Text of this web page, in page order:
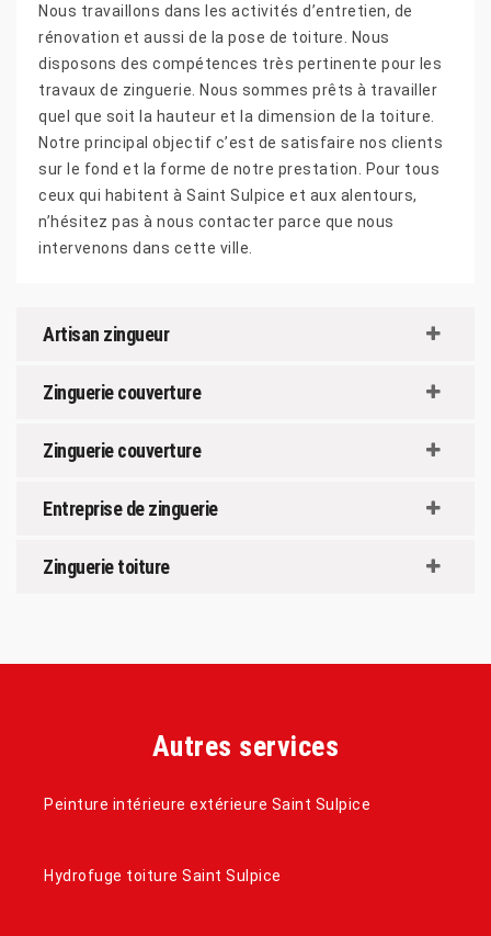
Nous travaillons dans les activités d’entretien, de
rénovation et aussi de la pose de toiture. Nous
disposons des compétences très pertinente pour les
travaux de zinguerie. Nous sommes prêts à travailler
quel que soit la hauteur et la dimension de la toiture.
Notre principal objectif c’est de satisfaire nos clients
sur le fond et la forme de notre prestation. Pour tous
ceux qui habitent à Saint Sulpice et aux alentours,
n’hésitez pas à nous contacter parce que nous
intervenons dans cette ville.
Artisan zingueur
Zinguerie couverture
Zinguerie couverture
Entreprise de zinguerie
Zinguerie toiture
Autres services
Peinture intérieure extérieure Saint Sulpice
Hydrofuge toiture Saint Sulpice